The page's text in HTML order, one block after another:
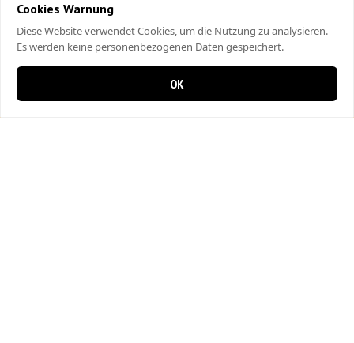
Cookies Warnung
Diese Website verwendet Cookies, um die Nutzung zu analysieren.
Es werden keine personenbezogenen Daten gespeichert.
OK